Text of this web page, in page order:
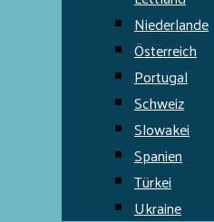
Niederlande
Österreich
Portugal
Schweiz
Slowakei
Spanien
Türkei
Ukraine